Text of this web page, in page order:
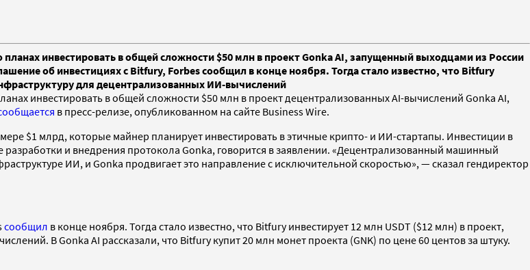
инвестировать в общей сложности $50 млн в проект Gonka AI, запущенный выходцами из России
об инвестициях с Bitfury, Forbes сообщил в конце ноября. Тогда стало известно, что Bitfury
для децентрализованных ИИ-вычислений
инвестировать в общей сложности $50 млн в проект децентрализованных AI-вычислений Gonka AI,
в пресс-релизе, опубликованном на сайте Business Wire.
$1 млрд, которые майнер планирует инвестировать в этичные крипто- и ИИ-стартапы. Инвестиции в
разработки и внедрения протокола Gonka, говорится в заявлении. «Децентрализованный машинный
ИИ, и Gonka продвигает это направление с исключительной скоростью», — сказал гендиректор
сообщил в конце ноября. Тогда стало известно, что Bitfury инвестирует 12 млн USDT ($12 млн) в проект,
В Gonka AI рассказали, что Bitfury купит 20 млн монет проекта (GNK) по цене 60 центов за штуку.